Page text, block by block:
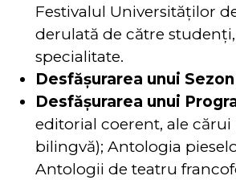
Festivalul Universităților
derulată de către
specialitate.
Desfășurarea unui
Desfășurarea unui
editorial coerent, ale
bilingvă); Antologia
Antologii de teatru